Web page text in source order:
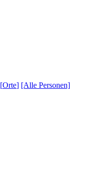
[Orte] [Alle Personen]